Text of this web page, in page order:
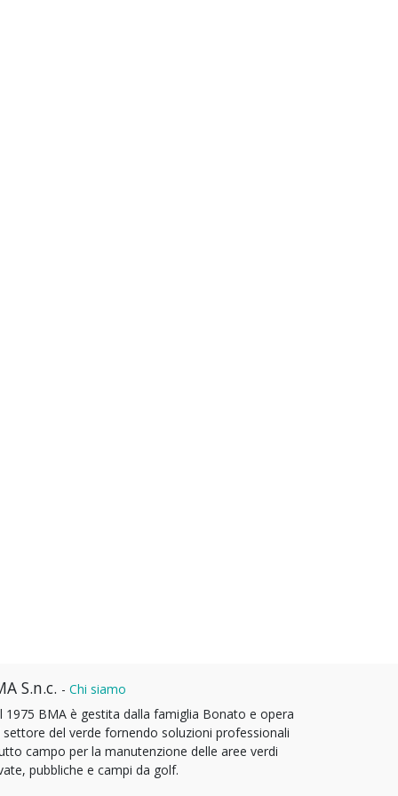
S.n.c. - Chi siamo
1975 BMA è gestita dalla famiglia Bonato e opera
settore del verde fornendo soluzioni professionali
campo per la manutenzione delle aree verdi
pubbliche e campi da golf.